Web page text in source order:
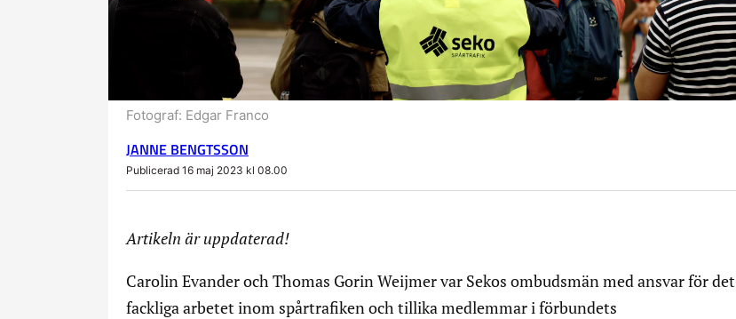
Fotograf: Edgar Franco
JANNE BENGTSSON
Publicerad 16 maj 2023 kl 08.00
Artikeln är uppdaterad!
Carolin Evander och Thomas Gorin Weijmer var Sekos ombudsmän med ansvar för det
fackliga arbetet inom spårtrafiken och tillika medlemmar i förbundets